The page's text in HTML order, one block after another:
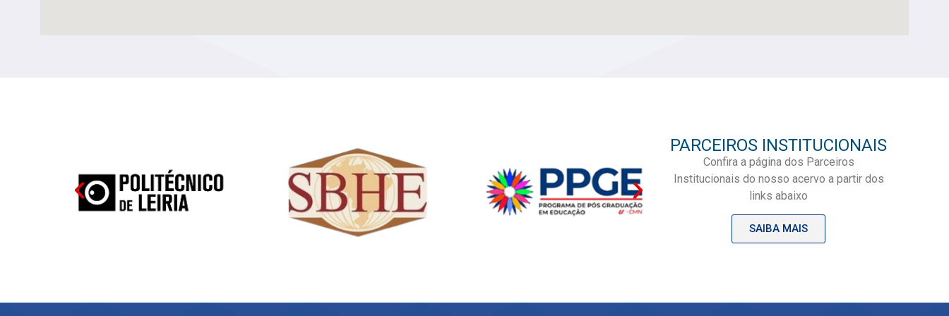
PARCEIROS INSTITUCIONAIS
Confira a página dos Parceiros
Institucionais do nosso acervo a partir dos
links abaixo
SAIBA MAIS